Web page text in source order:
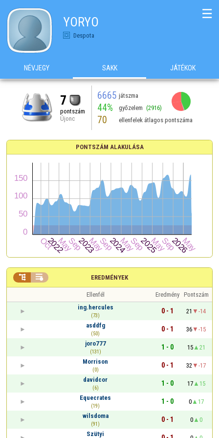
YORYO
Despota
☰
NÉVJEGY SAKK JÁTÉKOK
7
pontszám
Újonc
6665 játszma
44% győzelem (2916)
70 ellenfelek átlagos pontszáma
PONTSZÁM ALAKULÁSA
EREDMÉNYEK
 
Ellenfél Eredmény Pontszám
ing.hercules
(73)
0 - 1 21
-14
asddfg
(50)
0 - 1 36
-15
joro777
(131)
1 - 0 15
21
Morrison
(0)
0 - 1 32
-17
davidcor
(6)
1 - 0 17
15
Equecrates
(19)
1 - 0 0
17
wilsdoma
(91)
0 - 1 0
0
Szütyi